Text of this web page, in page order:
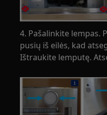
4. Pašalinkite lempas.
pusių iš eilės, kad
Ištraukite lemputę.